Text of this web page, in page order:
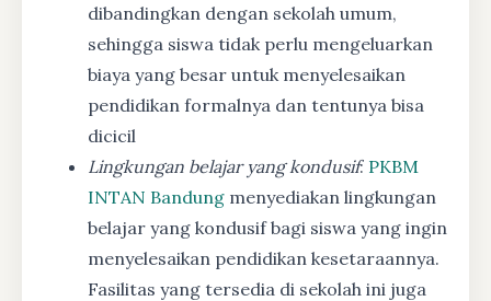
dibandingkan dengan sekolah umum,
sehingga siswa tidak perlu mengeluarkan
biaya yang besar untuk menyelesaikan
pendidikan formalnya dan tentunya bisa
dicicil
Lingkungan belajar yang kondusif: PKBM
INTAN Bandung menyediakan lingkungan
belajar yang kondusif bagi siswa yang ingin
menyelesaikan pendidikan kesetaraannya.
Fasilitas yang tersedia di sekolah ini juga